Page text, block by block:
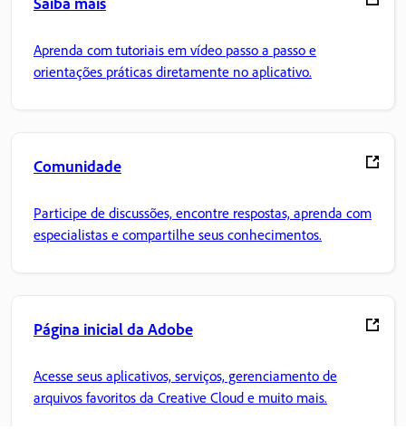
Aprenda com tutoriais em vídeo passo a passo e
orientações práticas diretamente no aplicativo.
Comunidade
Participe de discussões, encontre respostas, aprenda com
especialistas e compartilhe seus conhecimentos.
Página inicial da Adobe
Acesse seus aplicativos, serviços, gerenciamento de
arquivos favoritos da Creative Cloud e muito mais.